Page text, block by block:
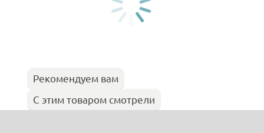
Рекомендуем вам
С этим товаром смотрели